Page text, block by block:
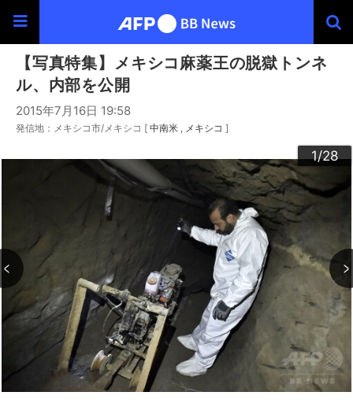
【写真特集】メキシコ麻薬王の脱獄トンネ
ル、内部を公開
2015年7月16日 19:58
発信地：メキシコ市/メキシコ [ 中南米 メキシコ ]
1/28
2/28
3/28
4/28
5/28
6/28
7/28
8/28
9/28
10/28
11/28
12/28
13/28
14/28
15/28
16/28
17/28
18/28
19/28
20/28
21/28
22/28
23/28
24/28
25/28
26/28
27/28
28/28